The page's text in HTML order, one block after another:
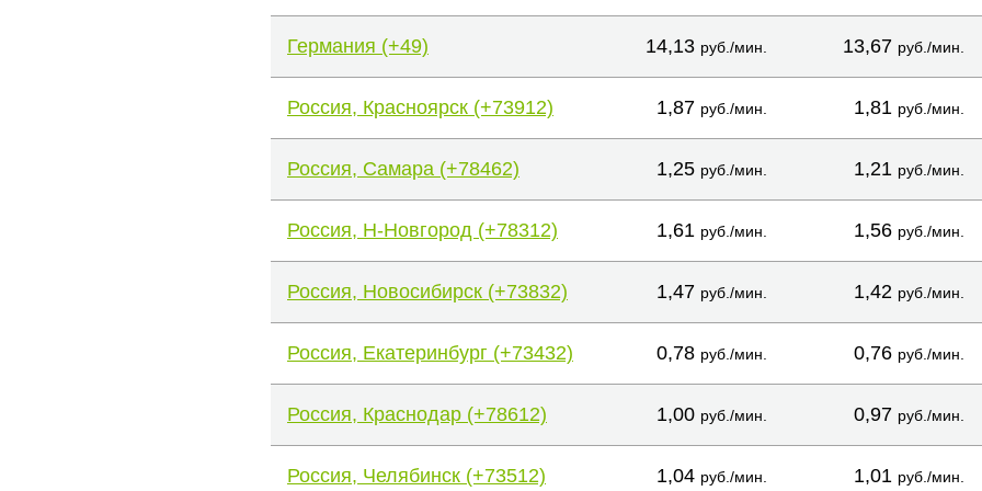
Германия (+49) 14,13 руб./мин. 13,67 руб./мин.
Россия, Красноярск (+73912) 1,87 руб./мин. 1,81 руб./мин.
Россия, Самара (+78462) 1,25 руб./мин. 1,21 руб./мин.
Россия, Н-Новгород (+78312) 1,61 руб./мин. 1,56 руб./мин.
Россия, Новосибирск (+73832) 1,47 руб./мин. 1,42 руб./мин.
Россия, Екатеринбург (+73432) 0,78 руб./мин. 0,76 руб./мин.
Россия, Краснодар (+78612) 1,00 руб./мин. 0,97 руб./мин.
Россия, Челябинск (+73512) 1,04 руб./мин. 1,01 руб./мин.